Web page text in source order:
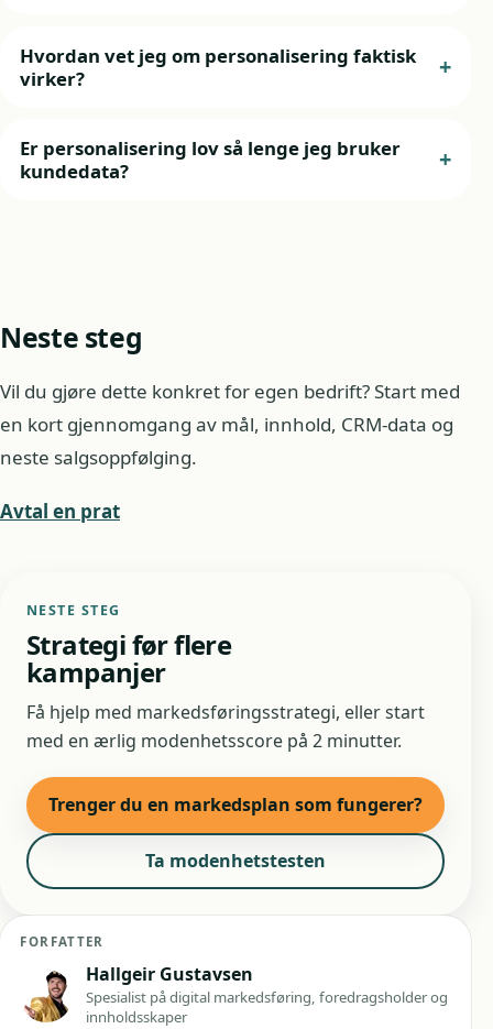
Hvordan vet jeg om personalisering faktisk
virker?
Er personalisering lov så lenge jeg bruker
kundedata?
Neste steg
Vil du gjøre dette konkret for egen bedrift? Start med
en kort gjennomgang av mål, innhold, CRM-data og
neste salgsoppfølging.
Avtal en prat
NESTE STEG
Strategi før flere
kampanjer
Få hjelp med markedsføringsstrategi, eller start
med en ærlig modenhetsscore på 2 minutter.
Trenger du en markedsplan som fungerer?
Ta modenhetstesten
FORFATTER
Hallgeir Gustavsen
Spesialist på digital markedsføring, foredragsholder og
innholdsskaper